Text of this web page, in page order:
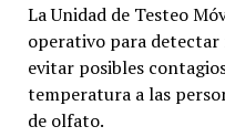
La Unidad de Testeo
operativo para detectar
evitar posibles
temperatura a las
de olfato.